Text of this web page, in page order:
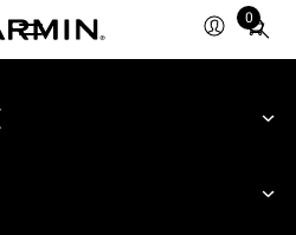
0
Total
items
cart: